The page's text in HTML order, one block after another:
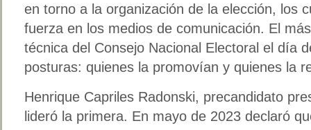
en torno a la organización de la elección, los
fuerza en los medios de comunicación. El
técnica del Consejo Nacional Electoral el día
posturas: quienes la promovían y quienes la
Henrique Capriles Radonski, precandidato
lideró la primera. En mayo de 2023 declaró